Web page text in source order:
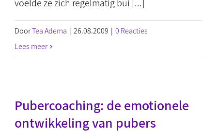
voelde ze zich regelmatig bui [...]
DoorTea Adema | 26.08.2009 | 0 Reacties
Lees meer
Pubercoaching: de emotionele
ontwikkeling van pubers